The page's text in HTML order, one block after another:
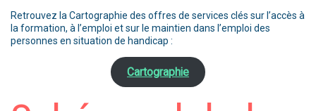
Retrouvez la Cartographie des offres de services clés sur l’accès à
la formation, à l’emploi et sur le maintien dans l’emploi des
personnes en situation de handicap :
Cartographie